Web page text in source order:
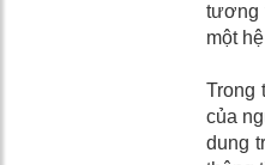
tương
một
Trong
của
dung